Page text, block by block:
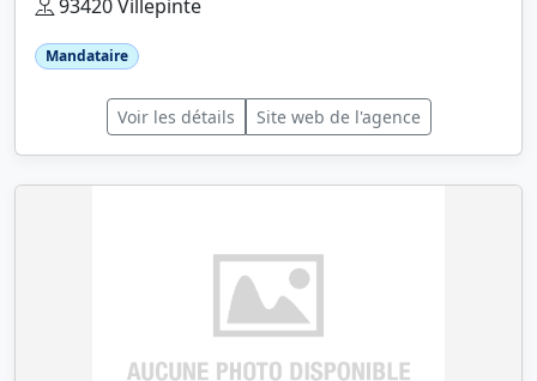
93420 Villepinte
Mandataire
Voir les détails Site web de l'agence